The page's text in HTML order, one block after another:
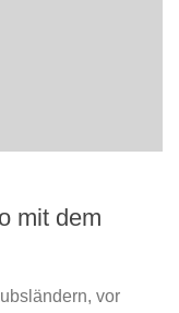
mit dem
vor